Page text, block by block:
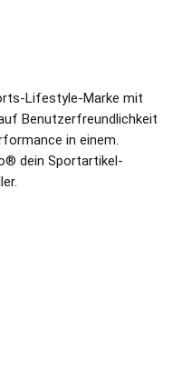
Lifestyle-Marke mit
Benutzerfreundlichkeit
in einem.
dein Sportartikel-